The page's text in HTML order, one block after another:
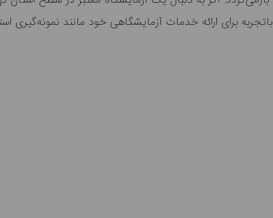
برای ارائه خدمات آزمایشگاهی خود مانند نمونه‌گیری